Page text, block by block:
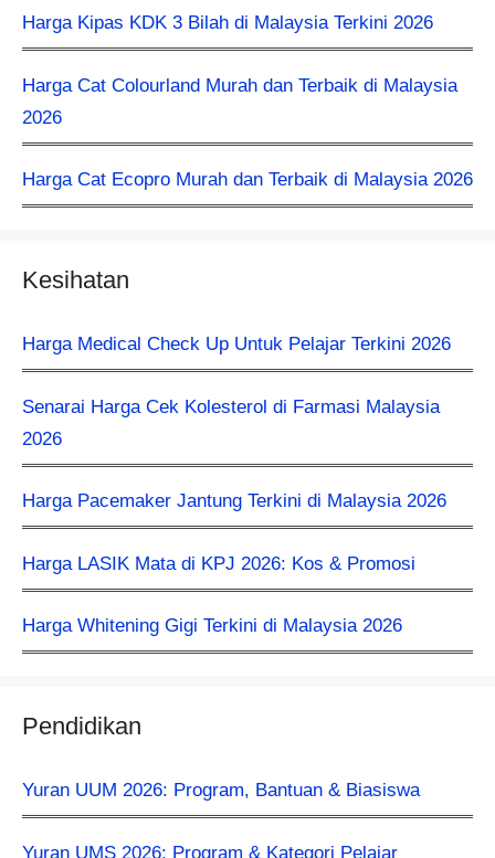
Harga Kipas KDK 3 Bilah di Malaysia Terkini 2026
Harga Cat Colourland Murah dan Terbaik di Malaysia
2026
Harga Cat Ecopro Murah dan Terbaik di Malaysia 2026
Kesihatan
Harga Medical Check Up Untuk Pelajar Terkini 2026
Senarai Harga Cek Kolesterol di Farmasi Malaysia
2026
Harga Pacemaker Jantung Terkini di Malaysia 2026
Harga LASIK Mata di KPJ 2026: Kos & Promosi
Harga Whitening Gigi Terkini di Malaysia 2026
Pendidikan
Yuran UUM 2026: Program, Bantuan & Biasiswa
Yuran UMS 2026: Program & Kategori Pelajar